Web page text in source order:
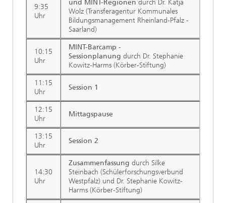
9:35
Uhr
und MINT-Regionen durch Dr. Katja
Wolz (Transferagentur Kommunales
Bildungsmanagement Rheinland-Pfalz -
Saarland)
10:15
Uhr
MINT-Barcamp -
Sessionplanung durch Dr. Stephanie
Kowitz-Harms (Körber-Stiftung)
11:15
Uhr
Session 1
12:15
Uhr
Mittagspause
13:15
Uhr
Session 2
14:30
Uhr
Zusammenfassung durch Silke
Steinbach (Schülerforschungsverbund
Westpfalz) und Dr. Stephanie Kowitz-
Harms (Körber-Stiftung)